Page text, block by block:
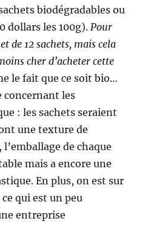
biodégradables ou
dollars les 100g). Pour
de 12 sachets, mais cela
cher d’acheter cette
le fait que ce soit bio…
concernant les
: les sachets seraient
une texture de
de chaque
mais a encore une
En plus, on est sur
qui est un peu
entreprise